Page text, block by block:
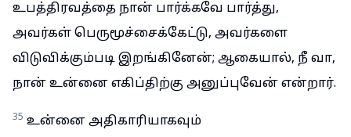
உபத்திரவத்தை நான் பார்க்கவே பார்த்து,
அவர்கள் பெருமூச்சைக்கேட்டு, அவர்களை
விடுவிக்கும்படி இறங்கினேன்; ஆகையால், நீ வா,
நான் உன்னை எகிப்திற்கு அனுப்புவேன் என்றார்.
35 உன்னை அதிகாரியாகவும்